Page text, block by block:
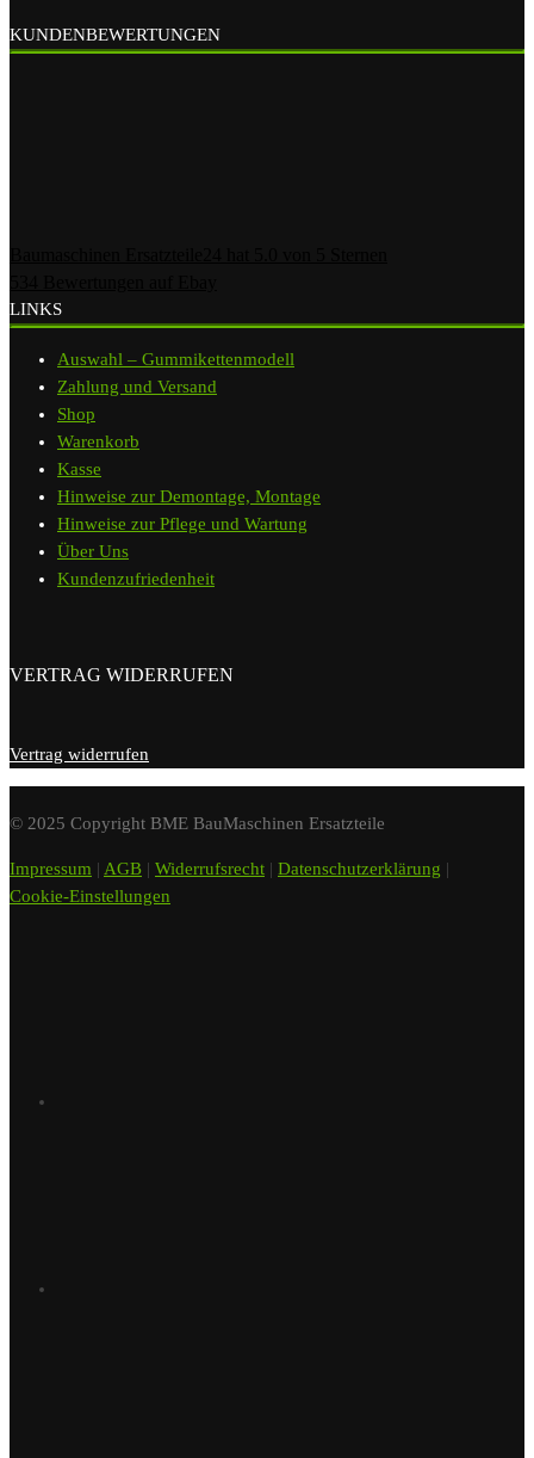
KUNDENBEWERTUNGEN
LINKS
Auswahl – Gummikettenmodell
Zahlung und Versand
Shop
Warenkorb
Kasse
Hinweise zur Demontage, Montage
Hinweise zur Pflege und Wartung
Über Uns
Kundenzufriedenheit
VERTRAG WIDERRUFEN
Vertrag widerrufen
© 2025 Copyright BME BauMaschinen Ersatzteile
Impressum | AGB | Widerrufsrecht | Datenschutzerklärung |
Cookie-Einstellungen